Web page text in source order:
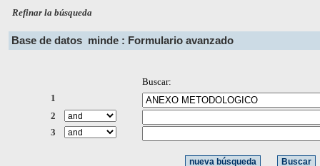
Refinar la búsqueda
Base de datos minde : Formulario avanzado
Buscar:
1
2
3